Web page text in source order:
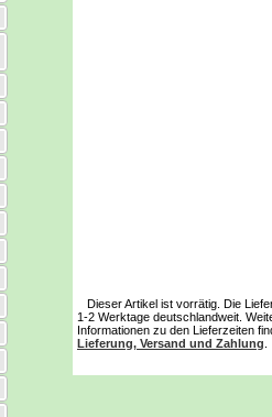
Dieser Artikel ist vorrätig. Die
1-2 Werktage deutschlandweit.
Informationen zu den Lieferzeiten
Lieferung, Versand und Zahlung